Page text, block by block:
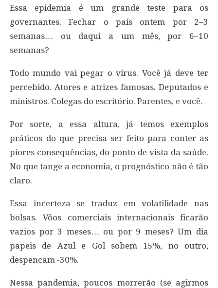
Essa epidemia é um grande teste para os
governantes. Fechar o país ontem por 2–3
semanas… ou daqui a um mês, por 6–10
semanas?
Todo mundo vai pegar o vírus. Você já deve ter
percebido. Atores e atrizes famosas. Deputados e
ministros. Colegas do escritório. Parentes, e você.
Por sorte, a essa altura, já temos exemplos
práticos do que precisa ser feito para conter as
piores consequências, do ponto de vista da saúde.
No que tange a economia, o prognóstico não é tão
claro.
Essa incerteza se traduz em volatilidade nas
bolsas. Vôos comerciais internacionais ficarão
vazios por 3 meses… ou por 9 meses? Um dia
papeis de Azul e Gol sobem 15%, no outro,
despencam -30%.
Nessa pandemia, poucos morrerão (se agirmos